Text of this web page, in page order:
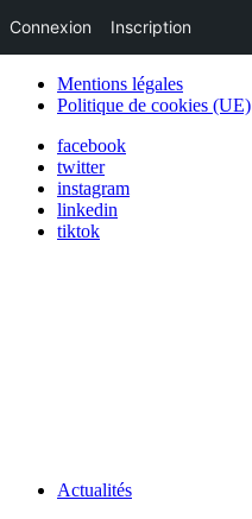
Mentions légales
Politique de cookies (UE)
facebook
twitter
instagram
linkedin
tiktok
Actualités
Connexion Inscription